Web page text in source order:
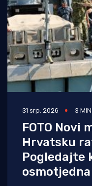
31 srp. 2026 3
FOTO Novi
Hrvatsku
Pogledajte